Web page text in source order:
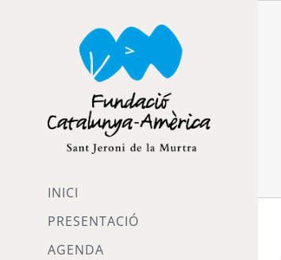
INICI
PRESENTACIÓ
AGENDA